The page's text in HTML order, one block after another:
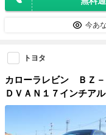
今あ
トヨタ
カローラレビン ＢＺ
ＤＶＡＮ１７インチア
フラー／ＨＫＳエアク
ー／タイミングベルト